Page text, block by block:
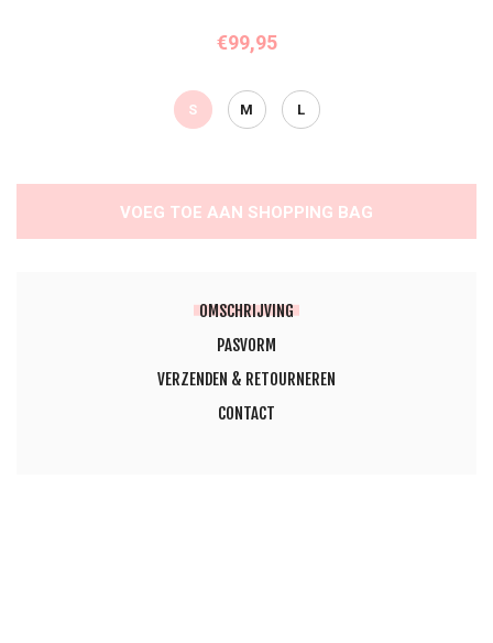
€99,95
OMSCHRIJVING
PASVORM
VERZENDEN & RETOURNEREN
CONTACT
S M L
VOEG TOE AAN SHOPPING BAG